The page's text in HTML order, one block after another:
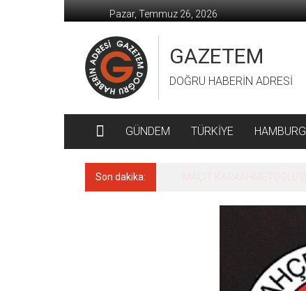
geç
Pazar, Temmuz 26, 2026
GAZETEM
DOĞRU HABERİN ADRESİ
GÜNDEM TÜRKİYE HAMBURG
Son dakika: